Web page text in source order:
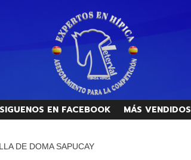
SIGUENOS EN FACEBOOK MÁS VENDIDOS
DE DOMA SAPUCAY